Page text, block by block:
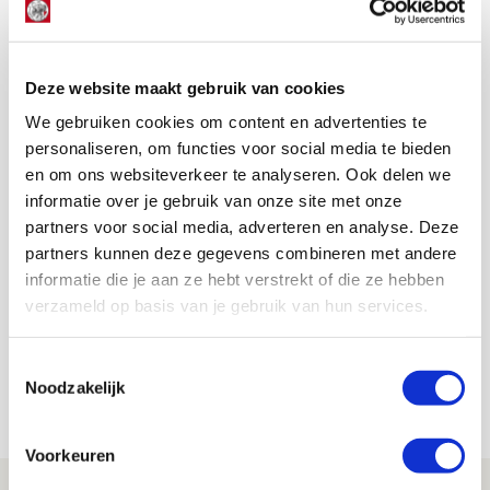
Deze website maakt gebruik van cookies
We gebruiken cookies om content en advertenties te
personaliseren, om functies voor social media te bieden
en om ons websiteverkeer te analyseren. Ook delen we
informatie over je gebruik van onze site met onze
partners voor social media, adverteren en analyse. Deze
partners kunnen deze gegevens combineren met andere
informatie die je aan ze hebt verstrekt of die ze hebben
verzameld op basis van je gebruik van hun services.
Noodzakelijk
Voorkeuren
een prachtige aanvoerdersband om de arm, compleet
hoorbaar.
Dit is het eerste artikel in onze nieuwe rubriek: Stop
de tijd.Wekelijks pakken we een beeld uit het archief
van fotograaf Ron Richel, rond de eeuwwisseling de
Erol Erdogan
Bekijk alle berichten van Erol Erdogan